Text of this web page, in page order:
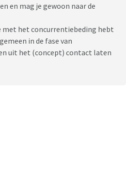
en mag je gewoon naar de
met het concurrentiebeding hebt
in de fase van
uit het (concept) contact laten